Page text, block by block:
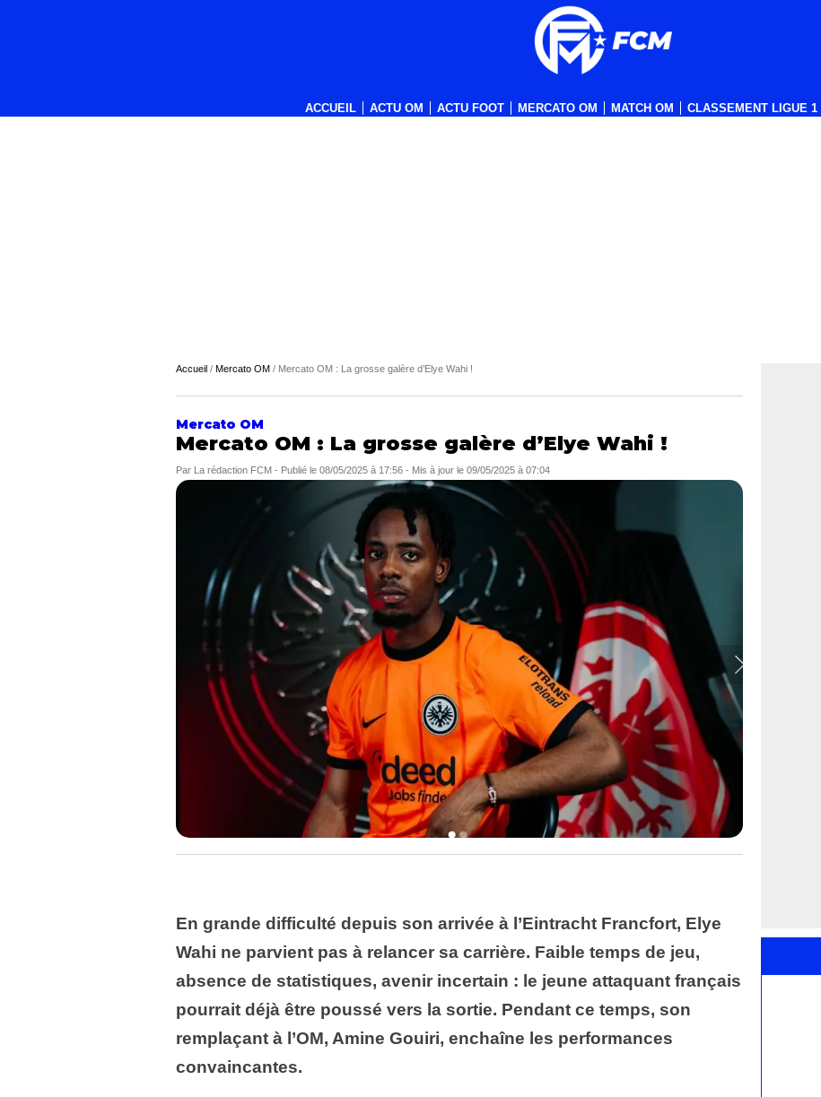
ACCUEIL ACTU OM ACTU FOOT MERCATO OM MATCH OM CLASSEMENT LIGUE 1
Accueil / Mercato OM / Mercato OM : La grosse galère d’Elye Wahi !
Mercato OM
Mercato OM : La grosse galère d’Elye Wahi !
Par La rédaction FCM - Publié le 08/05/2025 à 17:56 - Mis à jour le 09/05/2025 à 07:04
En grande difficulté depuis son arrivée à l’Eintracht Francfort, Elye
Wahi ne parvient pas à relancer sa carrière. Faible temps de jeu,
absence de statistiques, avenir incertain : le jeune attaquant français
pourrait déjà être poussé vers la sortie. Pendant ce temps, son
remplaçant à l’OM, Amine Gouiri, enchaîne les performances
convaincantes.